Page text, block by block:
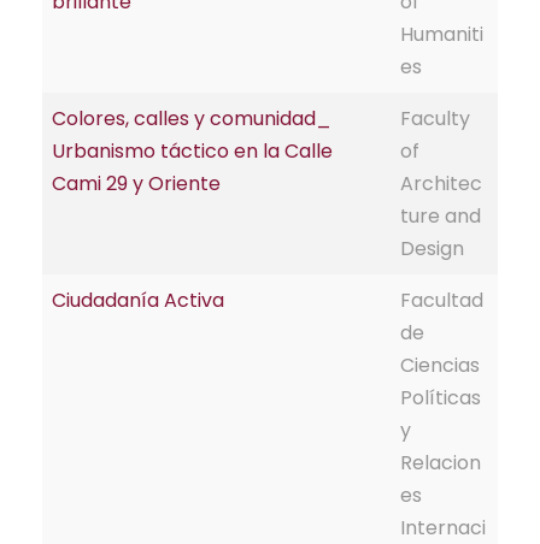
Humaniti
es
Colores, calles y comunidad_
Urbanismo táctico en la Calle
Cami 29 y Oriente
Faculty
of
Architec
ture and
Design
Ciudadanía Activa
Facultad
de
Ciencias
Políticas
y
Relacion
es
Internaci